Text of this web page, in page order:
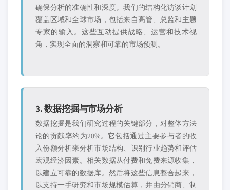
确保分析的准确性和深度。我们的结构化访谈计划
覆盖区域和全球市场，包括来自高管、总监和主题
专家的输入。这些互动提供战略、运营和技术视
角，实现全面的洞察和可靠的市场预测。
3. 数据挖掘与市场分析
数据挖掘是我们研究过程的关键部分，对整体方法
论的贡献率约为20%。它包括通过主要参与者的收
入份额分析来分析市场结构、识别行业趋势和评估
宏观经济因素。相关数据从付费和免费来源收集，
以建立可靠的数据库。然后将这些信息整合起来，
以支持一手研究和市场规模估算，并由分销商、制